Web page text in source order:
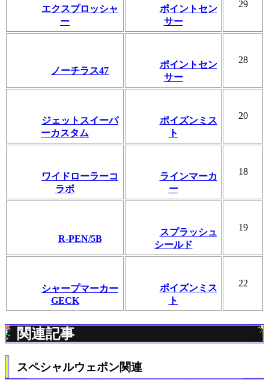
エクスプロッシャ
ー
ポイントセン
サー
29
ノーチラス47
ポイントセン
サー
28
ジェットスイーパ
ーカスタム
ポイズンミス
ト
20
ワイドローラーコ
ラボ
ラインマーカ
ー
18
R-PEN/5B
スプラッシュ
シールド
19
シャープマーカー
GECK
ポイズンミス
ト
22
関連記事
スペシャルウェポン関連